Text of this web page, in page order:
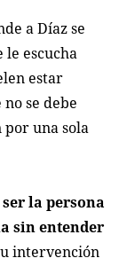
a Díaz se
escucha
estar
se debe
una sola
la persona
sin entender
intervención